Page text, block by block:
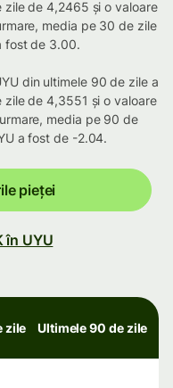
de 4,2465 și o valoare
media pe 30 de zile
fost de 3.00.
din ultimele 90 de zile a
de 4,3551 și o valoare
media pe 90 de
a fost de -2.04.
pieței
în UYU
zile Ultimele 90 de zile